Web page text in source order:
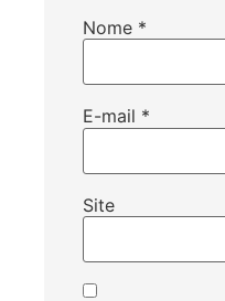
Nome *
E-mail *
Site